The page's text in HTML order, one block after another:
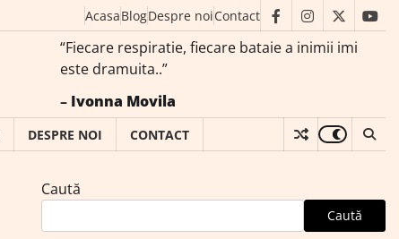
AcasaBlogDespre noiContact facebookinstagram
twitter
“Fiecare respiratie, fiecare bataie a inimii imi
este dramuita..”
– Ivonna Movila
DESPRE NOI CONTACT
Caută
Caută